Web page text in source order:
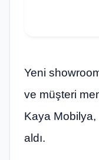
Yeni
ve müşteri
Kaya Mobilya,
aldı.